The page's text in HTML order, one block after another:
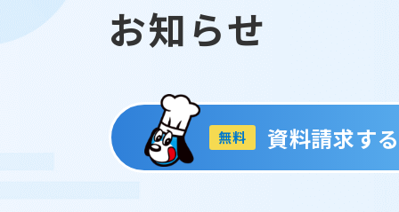
お知らせ
無料 資料請求す